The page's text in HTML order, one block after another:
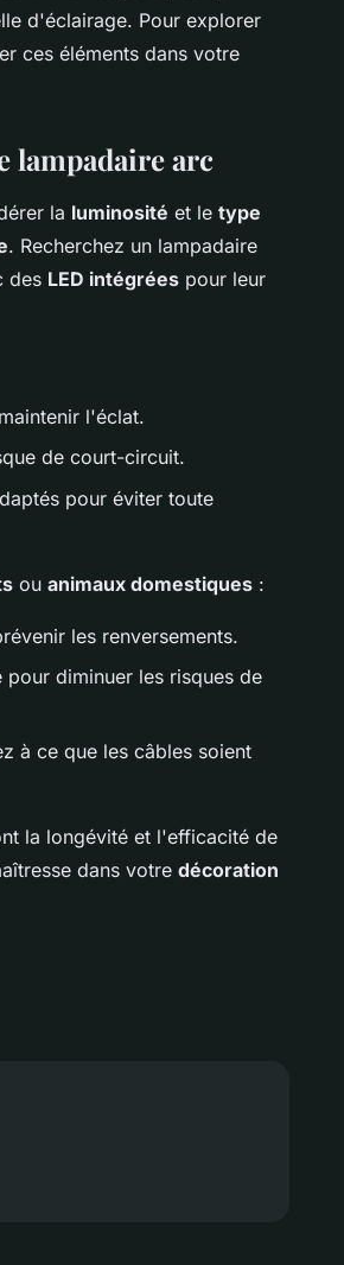
d'éclairage. Pour explorer
ces éléments dans votre
lampadaire arc
la luminosité et le type
. Recherchez un lampadaire
des LED intégrées pour leur
l'éclat.
de court-circuit.
pour éviter toute
ou animaux domestiques :
les renversements.
diminuer les risques de
à ce que les câbles soient
la longévité et l'efficacité de
dans votre décoration